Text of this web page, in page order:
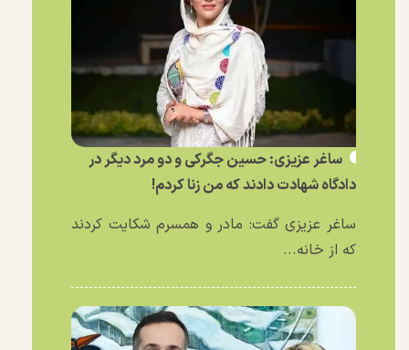
ساغر عزیزی: حسین جگرکی و دو مرد دیگر در
دادگاه شهادت دادند که من زنا کردم!
ساغر عزیزی گفت: مادر و همسرم شکایت کردند
که از خانه...